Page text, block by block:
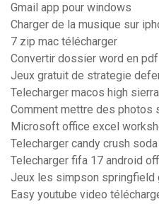
Gmail app pour windows
Charger de la musique sur
7 zip mac télécharger
Convertir dossier word en pdf
Jeux gratuit de strategie
Telecharger macos high
Comment mettre des photos
Microsoft office excel
Telecharger candy crush
Telecharger fifa 17 android
Jeux les simpson springfield
Easy youtube video